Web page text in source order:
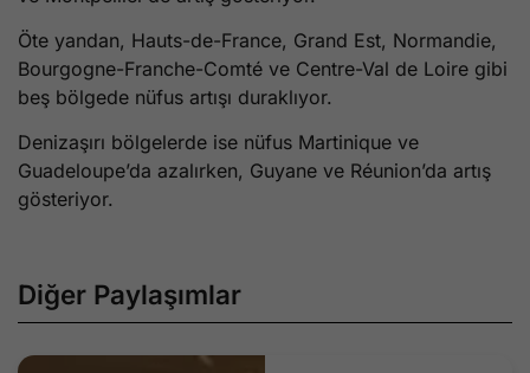
Öte yandan, Hauts-de-France, Grand Est, Normandie,
Bourgogne-Franche-Comté ve Centre-Val de Loire gibi
beş bölgede nüfus artışı duraklıyor.
Denizaşırı bölgelerde ise nüfus Martinique ve
Guadeloupe’da azalırken, Guyane ve Réunion’da artış
gösteriyor.
Diğer Paylaşımlar